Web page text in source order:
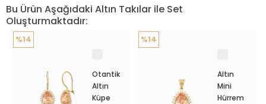
Bu Ürün Aşağıdaki Altın Takılar ile Set
Oluşturmaktadır:
Otantik
Altın
Küpe
%14
Altın
Mini
Hürrem
%14